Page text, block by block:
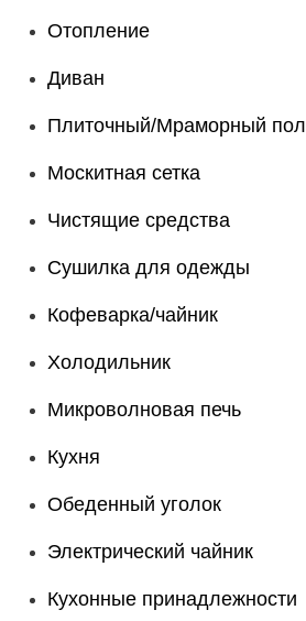
Отопление
Диван
Плиточный/Мраморный пол
Москитная сетка
Чистящие средства
Сушилка для одежды
Кофеварка/чайник
Холодильник
Микроволновая печь
Кухня
Обеденный уголок
Электрический чайник
Кухонные принадлежности